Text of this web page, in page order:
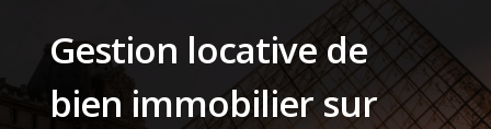
Gestion locative de
bien immobilier sur